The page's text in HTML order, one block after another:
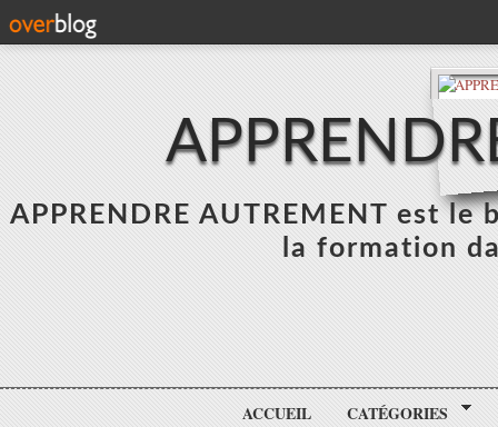
APPRENDRE AUTREMENT est
la formation
ACCUEIL CATÉGORIES